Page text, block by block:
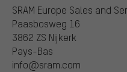
SRAM Europe Sales and
Paasbosweg 16
3862 ZS Nijkerk
Pays-Bas
info@sram.com